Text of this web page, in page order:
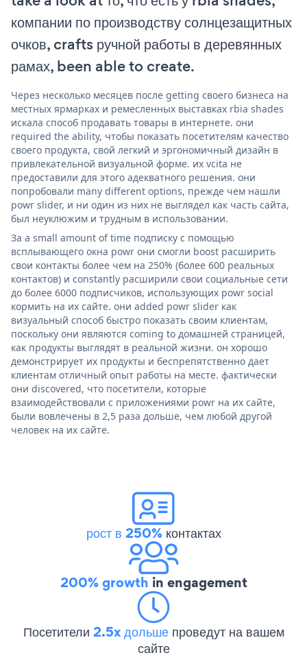
компании по производству солнцезащитных
очков, crafts ручной работы в деревянных
рамах, been able to create.
Через несколько месяцев после getting своего бизнеса на
местных ярмарках и ремесленных выставках rbia shades
искала способ продавать товары в интернете. они
required the ability, чтобы показать посетителям качество
своего продукта, свой легкий и эргономичный дизайн в
привлекательной визуальной форме. их vcita не
предоставили для этого адекватного решения. они
попробовали many different options, прежде чем нашли
powr slider, и ни один из них не выглядел как часть сайта,
был неуклюжим и трудным в использовании.
За a small amount of time подписку с помощью
всплывающего окна powr они смогли boost расширить
свои контакты более чем на 250% (более 600 реальных
контактов) и constantly расширили свои социальные сети
до более 6000 подписчиков, использующих powr social
кормить на их сайте. они added powr slider как
визуальный способ быстро показать своим клиентам,
поскольку они являются coming to домашней страницей,
как продукты выглядят в реальной жизни. он хорошо
демонстрирует их продукты и беспрепятственно дает
клиентам отличный опыт работы на месте. фактически
они discovered, что посетители, которые
взаимодействовали с приложениями powr на их сайте,
были вовлечены в 2,5 раза дольше, чем любой другой
человек на их сайте.
рост в 250%контактах
200% growth in engagement
Посетители 2.5x дольше проведут на вашем
сайте